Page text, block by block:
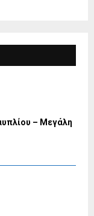
– Μεγάλη